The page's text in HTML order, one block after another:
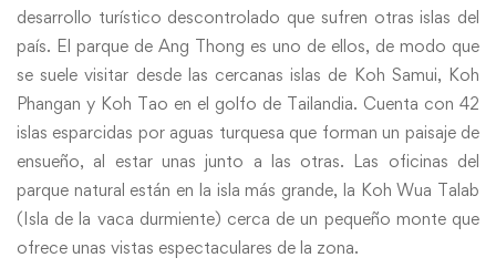
desarrollo turístico descontrolado que sufren otras islas del
país. El parque de Ang Thong es uno de ellos, de modo que
se suele visitar desde las cercanas islas de Koh Samui, Koh
Phangan y Koh Tao en el golfo de Tailandia. Cuenta con 42
islas esparcidas por aguas turquesa que forman un paisaje de
ensueño, al estar unas junto a las otras. Las oficinas del
parque natural están en la isla más grande, la Koh Wua Talab
(Isla de la vaca durmiente) cerca de un pequeño monte que
ofrece unas vistas espectaculares de la zona.